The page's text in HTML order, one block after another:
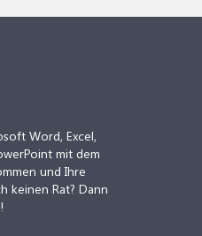
Word, Excel,
mit dem
und Ihre
keinen Rat? Dann